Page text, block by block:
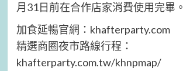
月31日前在合作店家消費使用完畢。
加食延暢官網：khafterparty.com
精選商圈夜市路線行程：
khafterparty.com.tw/khnpmap/